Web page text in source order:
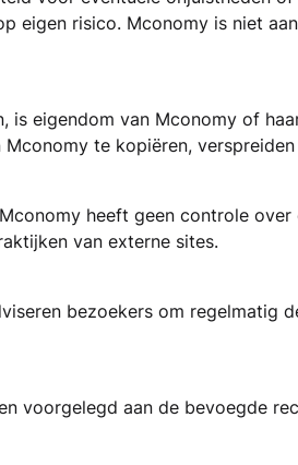
eigen risico. Mconomy is niet
is eigendom van Mconomy of
te kopiëren,
heeft geen controle over
van externe sites.
bezoekers om regelmatig
voorgelegd aan de bevoegde